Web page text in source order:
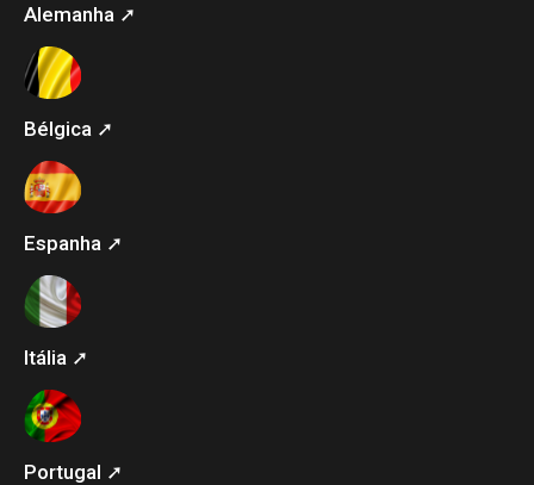
Alemanha ➚
Bélgica ➚
Espanha ➚
Itália ➚
Portugal ➚